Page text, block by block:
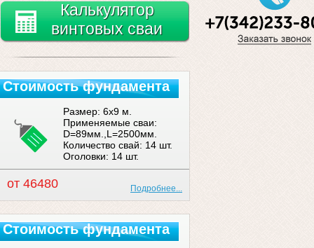
Калькулятор
винтовых сваи
Стоимость фундамента
Размер: 6x9 м.
Применяемые сваи:
D=89мм.,L=2500мм.
Количество свай: 14 шт.
Оголовки: 14 шт.
от 46480 Подробнее...
Стоимость фундамента